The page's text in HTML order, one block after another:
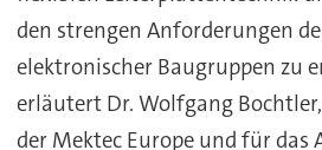
den strengen Anforderungen
elektronischer Baugruppen zu
erläutert Dr. Wolfgang
der Mektec Europe und für